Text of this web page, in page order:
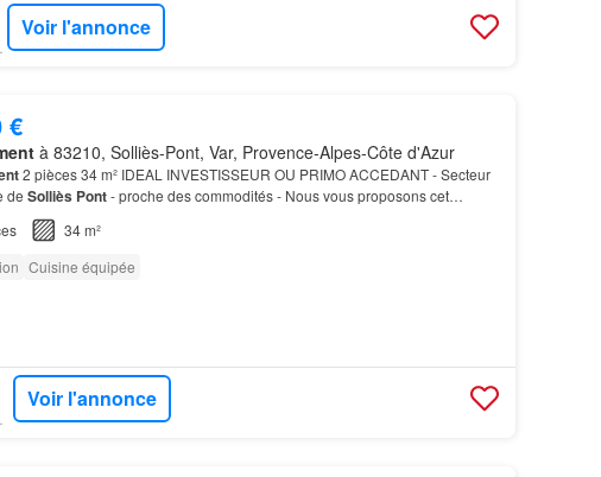
Voir l'annonce
€
à 83210, Solliès-Pont, Var, Provence-Alpes-Côte d'Azur
2 pièces 34 m² IDEAL INVESTISSEUR OU PRIMO ACCEDANT - Secteur
de Solliès Pont- proche des commodités - Nous vous proposons cet
T2d'environ 34m2 situé au 1er étage d'une maison de village…
34 m²
Cuisine équipée
Voir l'annonce